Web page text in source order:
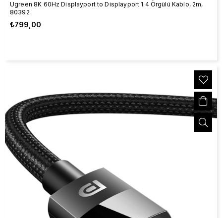
Ugreen 8K 60Hz Displayport to Displayport 1.4 Örgülü Kablo, 2m,
80392
₺799,00